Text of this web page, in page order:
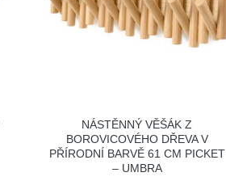
NÁSTĚNNÝ VĚŠÁK Z
BOROVICOVÉHO DŘEVA V
PŘÍRODNÍ BARVĚ 61 CM PICKET
– UMBRA